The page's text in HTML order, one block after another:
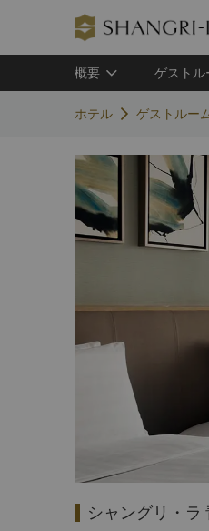
概要 ゲストル
ホテル ゲストルー
シャングリ・ラ